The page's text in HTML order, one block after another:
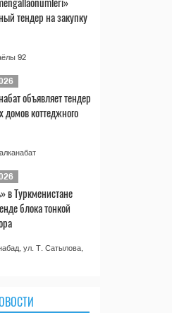
тендер на закупку
92
объявляет тендер
домов коттеджного
в Туркменистане
блока тонкой
ул. Т. Сатылова,